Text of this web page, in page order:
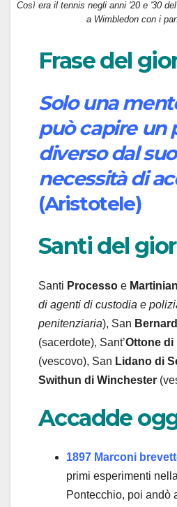
Così era il tennis negli anni '20 e '30
a Wimbledon con i
Frase del
Solo una
può capire un
diverso dal
necessità di
(Aristotele)
Santi del
Santi Processo e
di agenti di custodia e
penitenziaria), San
(sacerdote), Sant’Ottone di
(vescovo), San Lidano di
Swithun di Winchester
Accadde
1897 Marconi
primi esperimenti
Pontecchio, poi andò